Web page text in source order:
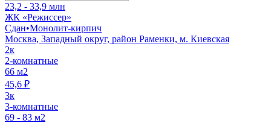
23,2 - 33,9 млн
ЖК «Режиссер»
Сдан•Монолит-кирпич
Москва, Западный округ, район Раменки, м. Киевская
2к
2-комнатные
66 м2
45,6 ₽
3к
3-комнатные
69 - 83 м2